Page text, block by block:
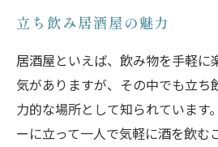
立ち飲み居酒屋の魅力
居酒屋といえば、飲み物を手軽に
気がありますが、その中でも立ち
力的な場所として知られています
ーに立って一人で気軽に酒を飲む